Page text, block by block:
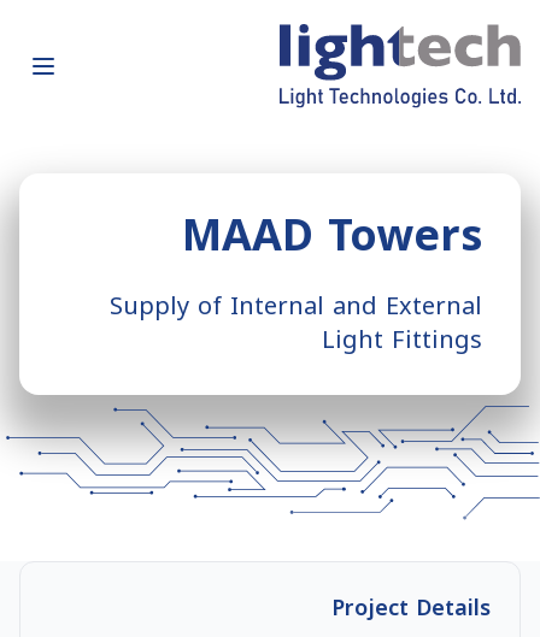
MAAD Towers
Supply of Internal and External
Light Fittings
Project Details